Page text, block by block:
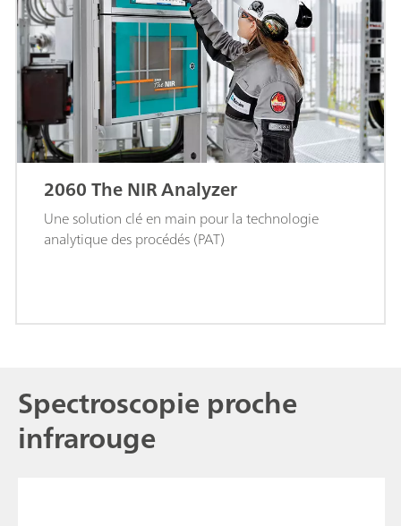
2060 The NIR Analyzer
Une solution clé en main pour la technologie
analytique des procédés (PAT)
Spectroscopie proche
infrarouge